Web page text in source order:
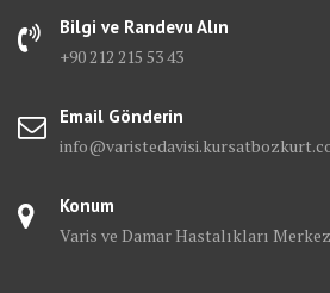
Bilgi ve Randevu Alın
+90 212 215 53 43
Email Gönderin
Konum
Varis ve Damar Hastalıkları